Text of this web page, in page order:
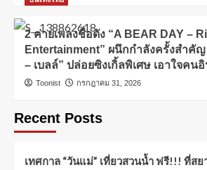
2 ค่ายเพลงชื่อดัง “A BEAR DAY –
Entertainment” ผนึกกำลังครั้งสำคั
– เบลล์” ปล่อยซิงเกิ้ลพิเศษ เอาใจคนอิ
Toonist กรกฎาคม 31, 2026
Recent Posts
เทศกาล “วันแม่” เที่ยวสวนน้ำ ฟรี!!! ที่สย